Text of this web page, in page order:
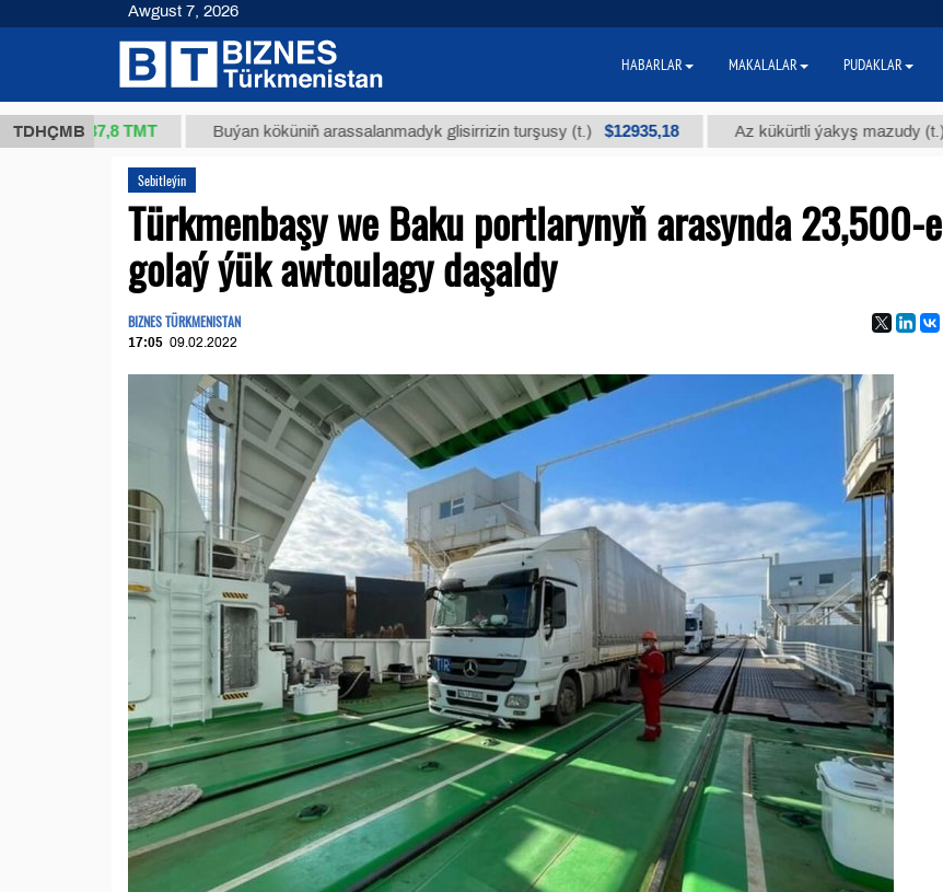
TDHÇMB
37,8 ТМТ Buýan köküniň arassalanmadyk glisirrizin turşusy (t.) $12935,18 Az kükürtli ýakyş mazudy (t.) $300
Sebitleýin
Türkmenbaşy we Baku portlarynyň arasynda 23,500-e
golaý ýük awtoulagy daşaldy
BIZNES TÜRKMENISTAN
17:05 09.02.2022
Awgust 7, 2026
HABARLAR MAKALALAR PUDAKLAR